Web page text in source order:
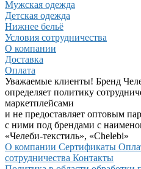
Мужская одежда
Детская одежда
Нижнее бельё
Условия сотрудничества
О компании
Доставка
Оплата
Уважаемые клиенты! Бренд
определяет политику
маркетплейсами
и не предоставляет оптовым
с ними под брендами с
«Челеби-текстиль», «Chelebi»
О компании Сертификаты
сотрудничества Контакты